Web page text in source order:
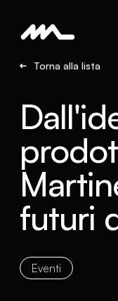
Torna alla lista
futuri
Eventi